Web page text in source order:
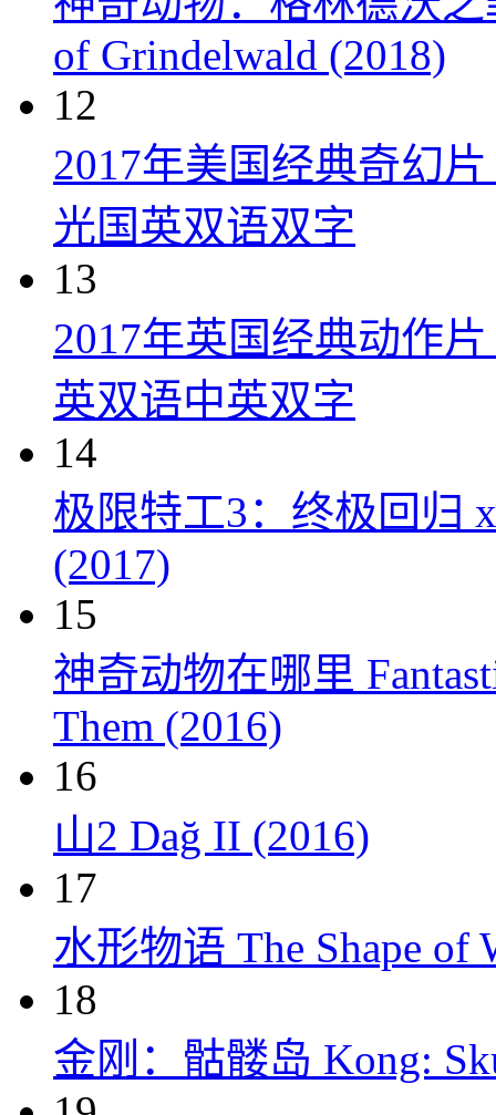
of Grindelwald (2018)
12
2017年美国经典奇幻
光国英双语双字
13
2017年英国经典动作
英双语中英双字
14
极限特工3：终极回归
(2017)
15
神奇动物在哪里
Them (2016)
16
山2 Dağ II (2016)
17
水形物语 The Shape of
18
金刚：骷髅岛 Kong: